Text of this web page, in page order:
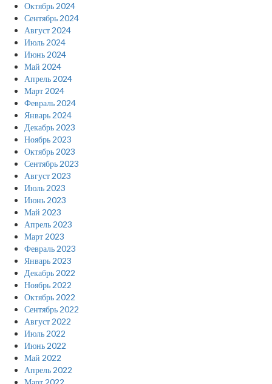
Октябрь 2024
Сентябрь 2024
Август 2024
Июль 2024
Июнь 2024
Май 2024
Апрель 2024
Март 2024
Февраль 2024
Январь 2024
Декабрь 2023
Ноябрь 2023
Октябрь 2023
Сентябрь 2023
Август 2023
Июль 2023
Июнь 2023
Май 2023
Апрель 2023
Март 2023
Февраль 2023
Январь 2023
Декабрь 2022
Ноябрь 2022
Октябрь 2022
Сентябрь 2022
Август 2022
Июль 2022
Июнь 2022
Май 2022
Апрель 2022